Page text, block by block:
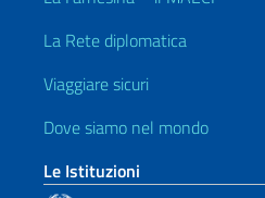
La Rete diplomatica
Viaggiare sicuri
Dove siamo nel mondo
Le Istituzioni